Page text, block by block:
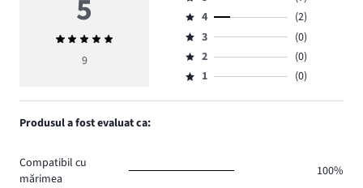
5
Evaluarea
medie
9
Evaluare
5,
numărul
de
voturi
7.
Evaluare
4,
numărul
de
2.
4
(2)
Evaluare
3,
numărul
3
(0)
Evaluare
2,
2
(0)
Evaluare
1,
1 (0)
Produsul a fost evaluat ca:
Compatibil cu
mărimea
100%